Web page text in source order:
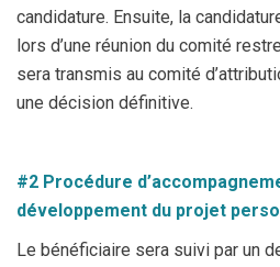
candidature. Ensuite, la
lors d’une réunion du comité
sera transmis au comité
une décision définitive.
#2 Procédure
développement du projet
Le bénéficiaire sera suivi par un